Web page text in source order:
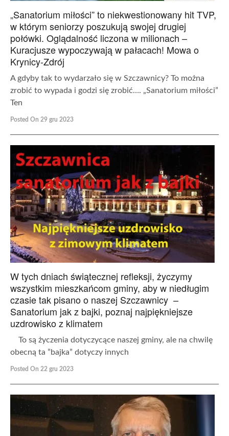
„Sanatorium miłości” to niekwestionowany hit TVP,
w którym seniorzy poszukują swojej drugiej
połówki. Oglądalność liczona w milionach –
Kuracjusze wypoczywają w pałacach! Mowa o
Krynicy-Zdrój
A gdyby tak to wydarzało się w Szczawnicy? To można
zrobić to wypada i godzi się zrobić…. „Sanatorium miłości”
Ten
Posted On 29 gru 2023
W tych dniach świątecznej refleksji, życzymy
wszystkim mieszkańcom gminy, aby w niedługim
czasie tak pisano o naszej Szczawnicy –
Sanatorium jak z bajki, poznaj najpiękniejsze
uzdrowisko z klimatem
To są życzenia dotyczycące naszej gminy, ale na chwilę
obecną ta ”bajka” dotyczy innych
Posted On 22 gru 2023